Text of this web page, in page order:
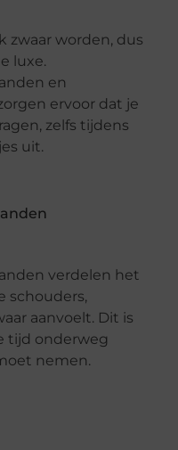
zwaar worden, dus
luxe.
en
ervoor dat je
zelfs tijdens
uit.
verdelen het
schouders,
aanvoelt. Dit is
tijd onderweg
nemen.